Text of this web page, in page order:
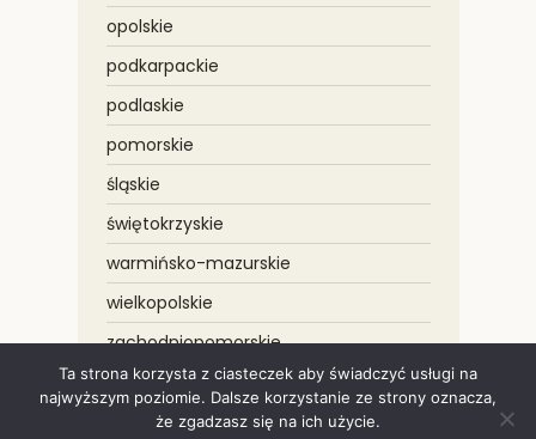
opolskie
podkarpackie
podlaskie
pomorskie
śląskie
świętokrzyskie
warmińsko-mazurskie
wielkopolskie
zachodniopomorskie
Ta strona korzysta z ciasteczek aby świadczyć usługi na
najwyższym poziomie. Dalsze korzystanie ze strony oznacza,
że zgadzasz się na ich użycie.